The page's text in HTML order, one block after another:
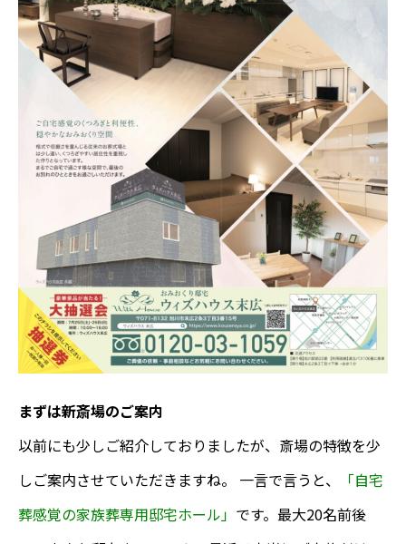
まずは新斎場のご案内
以前にも少しご紹介しておりましたが、斎場の特徴を少
しご案内させていただきますね。 一言で言うと、
「自宅
葬感覚の家族葬専用邸宅ホール」 です。最大20名前後